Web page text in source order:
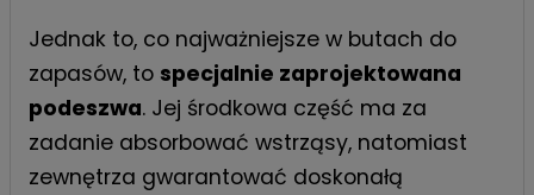
Jednak to, co najważniejsze w butach do
zapasów, to specjalnie zaprojektowana
podeszwa. Jej środkowa część ma za
zadanie absorbować wstrząsy, natomiast
zewnętrza gwarantować doskonałą